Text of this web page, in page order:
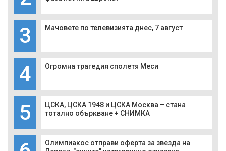
3 Мачовете по телевизията днес, 7 август
4 Огромна трагедия сполетя Меси
5
ЦСКА, ЦСКА 1948 и ЦСКА Москва – стана
тотално объркване + СНИМКА
Олимпиакос отправи оферта за звезда на